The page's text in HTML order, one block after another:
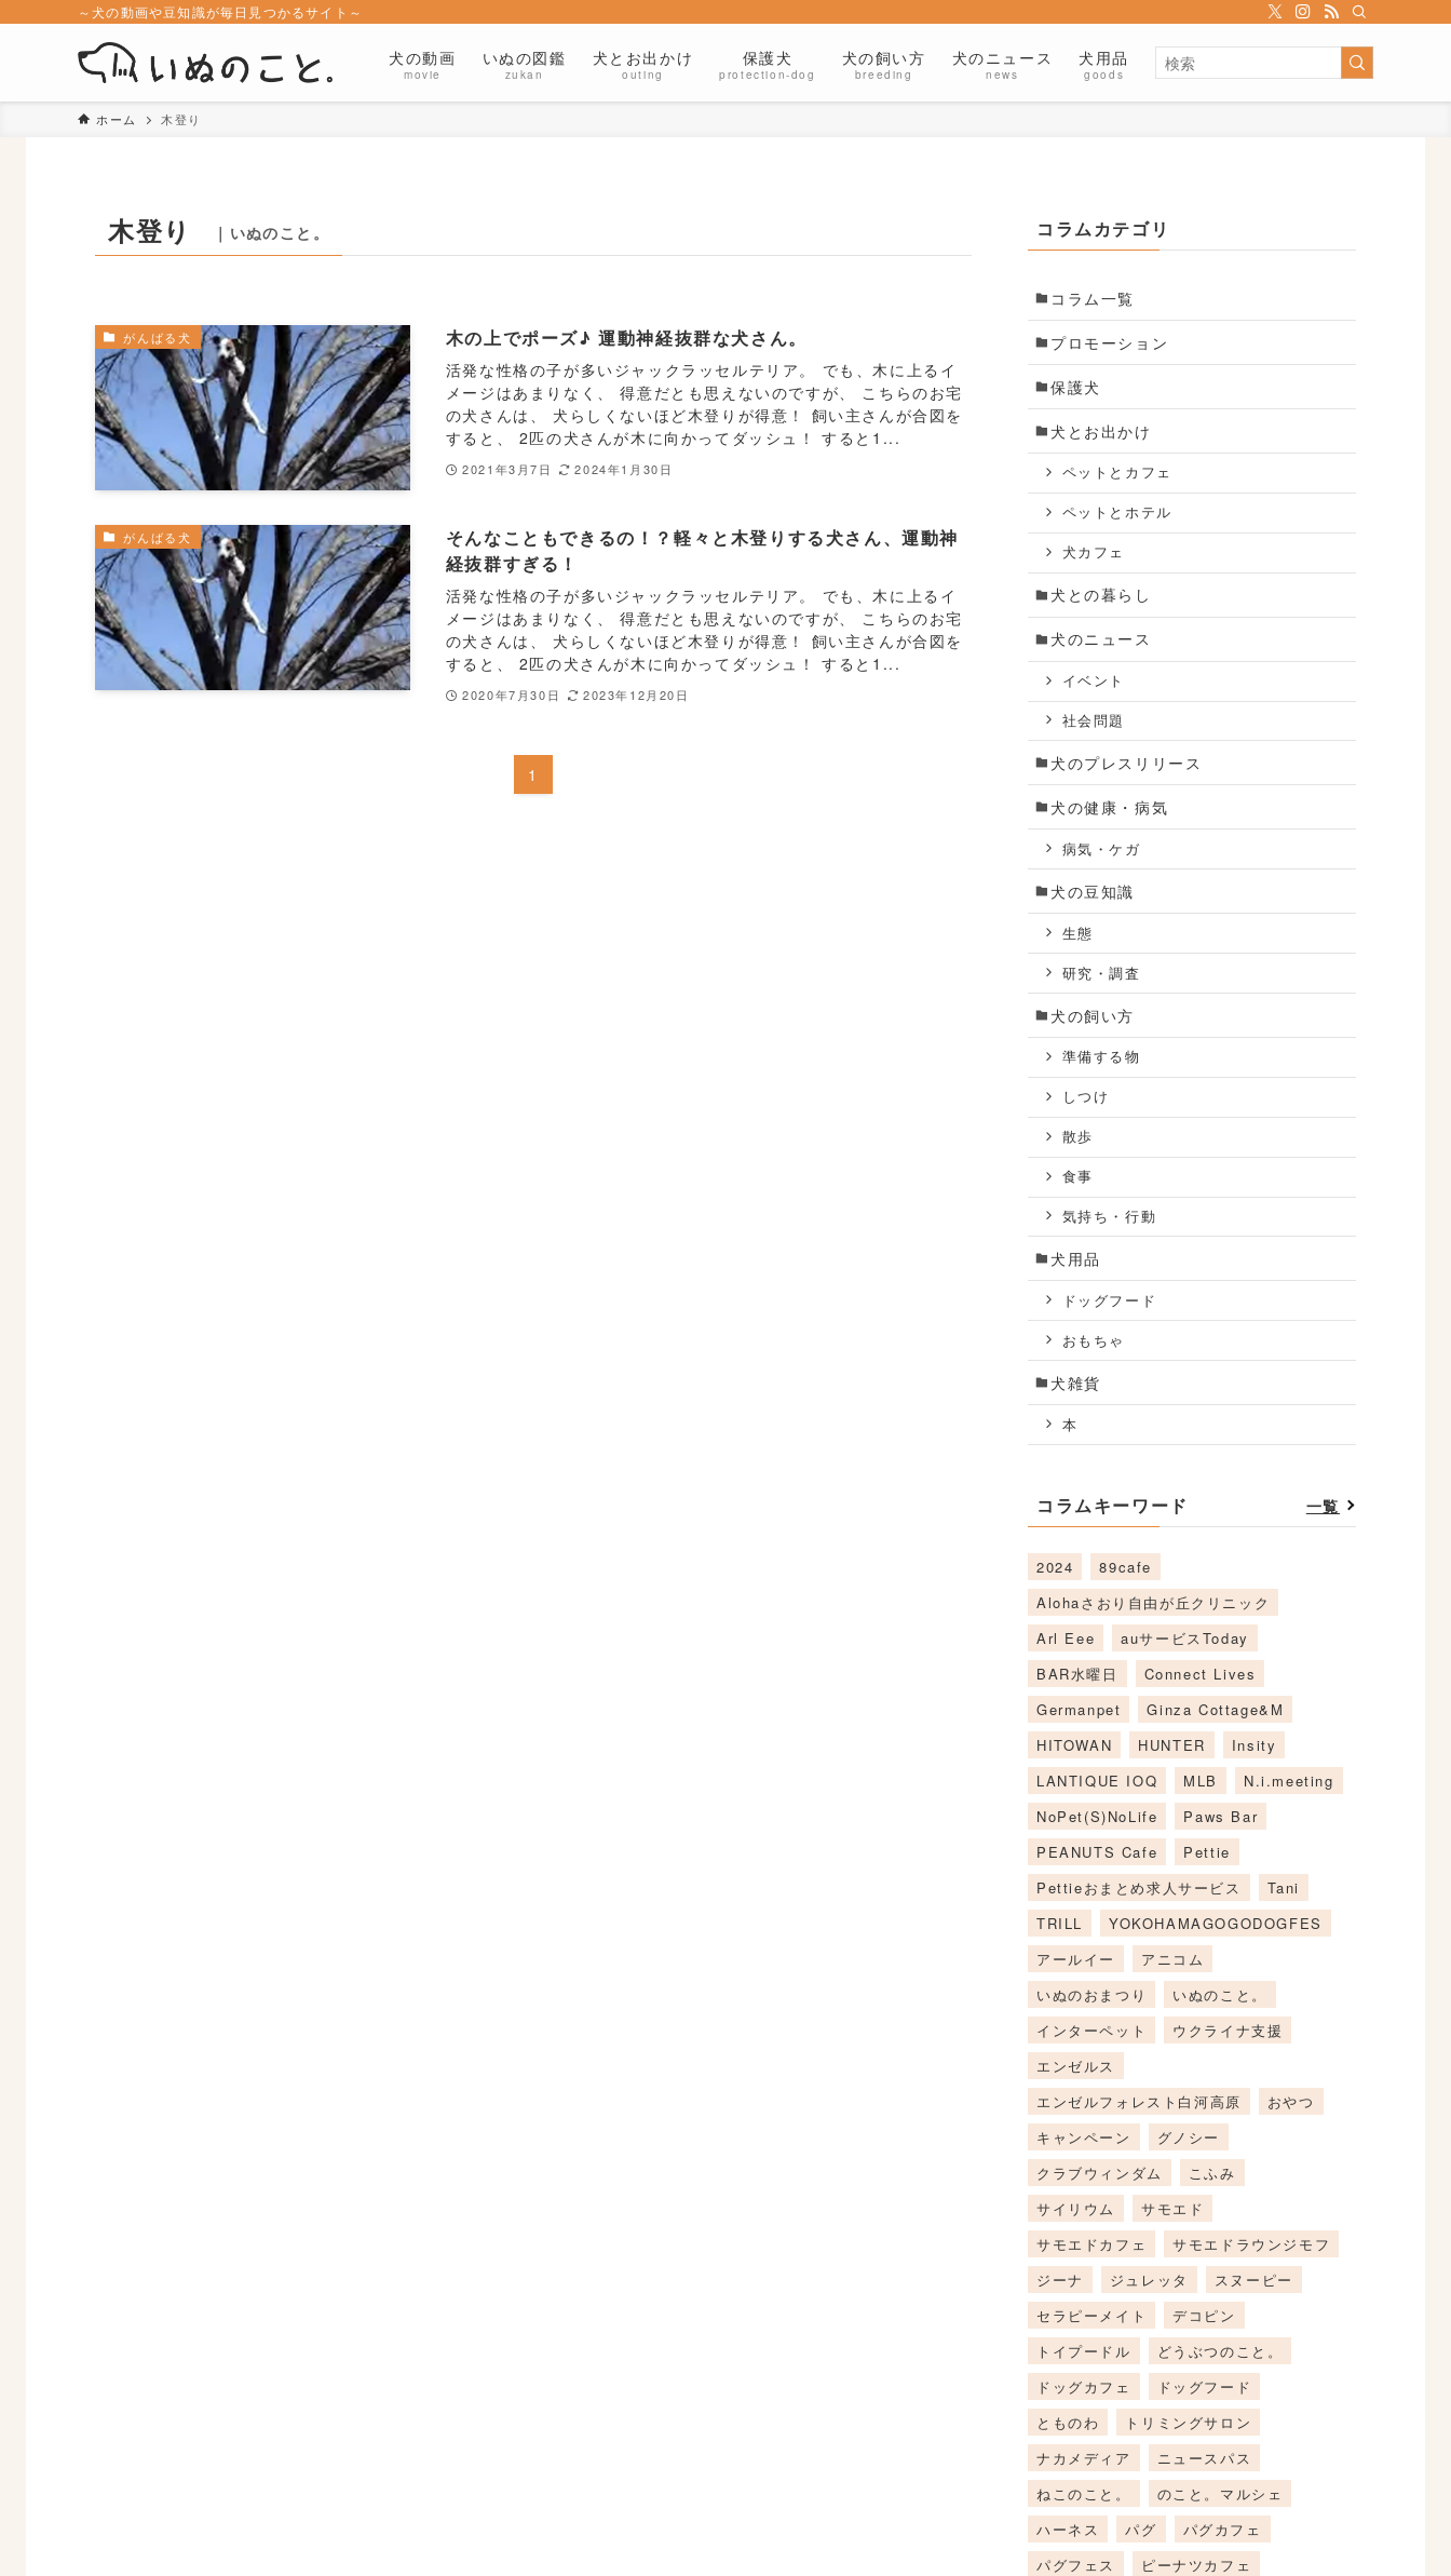
～犬の動画や豆知識が毎日見つかるサイト～
犬の動画
movie
いぬの図鑑
zukan
犬とお出かけ
outing
保護犬
protection-dog
犬の飼い方
breeding
犬のニュース
news
犬用品
goods
ホーム 木登り
木登り ｜いぬのこと。
がんばる犬 木の上でポーズ♪ 運動神経抜群な犬さん。
活発な性格の子が多いジャックラッセルテリア。 でも、木に上るイ
メージはあまりなく、 得意だとも思えないのですが、 こちらのお宅
の犬さんは、 犬らしくないほど木登りが得意！ 飼い主さんが合図を
すると、 2匹の犬さんが木に向かってダッシュ！ すると1...
2021年3月7日 2024年1月30日
がんばる犬
そんなこともできるの！？軽々と木登りする犬さん、運動神
経抜群すぎる！
活発な性格の子が多いジャックラッセルテリア。 でも、木に上るイ
メージはあまりなく、 得意だとも思えないのですが、 こちらのお宅
の犬さんは、 犬らしくないほど木登りが得意！ 飼い主さんが合図を
すると、 2匹の犬さんが木に向かってダッシュ！ すると1...
2020年7月30日 2023年12月20日
1
コラムカテゴリ
コラム一覧
プロモーション
保護犬
犬とお出かけ
ペットとカフェ
ペットとホテル
犬カフェ
犬との暮らし
犬のニュース
イベント
社会問題
犬のプレスリリース
犬の健康・病気
病気・ケガ
犬の豆知識
生態
研究・調査
犬の飼い方
準備する物
しつけ
散歩
食事
気持ち・行動
犬用品
ドッグフード
おもちゃ
犬雑貨
本
コラムキーワード 一覧
2024
89cafe
Alohaさおり自由が丘クリニック
Arl Eee
auサービスToday
BAR水曜日
Connect Lives
Germanpet
Ginza Cottage&M
HITOWAN
HUNTER
Insity
LANTIQUE IOQ
MLB
N.i.meeting
NoPet(S)NoLife
Paws Bar
PEANUTS Cafe
Pettie
Pettieおまとめ求人サービス
Tani
TRILL
YOKOHAMAGOGODOGFES
アールイー
アニコム
いぬのおまつり
いぬのこと。
インターペット
ウクライナ支援
エンゼルス
エンゼルフォレスト白河高原
おやつ
キャンペーン
グノシー
クラブウィンダム
こふみ
サイリウム
サモエド
サモエドカフェ
サモエドラウンジモフ
ジーナ
ジュレッタ
スヌーピー
セラピーメイト
デコピン
トイプードル
どうぶつのこと。
ドッグカフェ
ドッグフード
とものわ
トリミングサロン
ナカメディア
ニュースパス
ねこのこと。
のこと。マルシェ
ハーネス
パグ
パグカフェ
パグフェス
ピーナツカフェ